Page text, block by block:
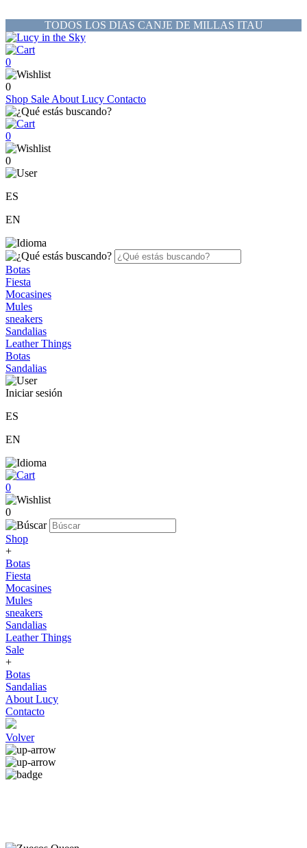
TODOS LOS DIAS CANJE DE MILLAS ITAU
0
0
Shop Sale About Lucy Contacto
0
0
ES
EN
Botas
Fiesta
Mocasines
Mules
sneakers
Sandalias
Leather Things
Botas
Sandalias
Iniciar sesión
ES
EN
0
0
Shop
+
Botas
Fiesta
Mocasines
Mules
sneakers
Sandalias
Leather Things
Sale
+
Botas
Sandalias
About Lucy
Contacto
Volver